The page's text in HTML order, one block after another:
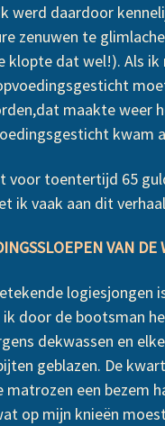
werd daardoor
zenuwen te
dat wel!). Als
maakte weer
kwam
voor toentertijd 65
ik vaak aan dit
VAN DE
door de bootsman
dekwassen en
geblazen. De
een bezem
op mijn knieën